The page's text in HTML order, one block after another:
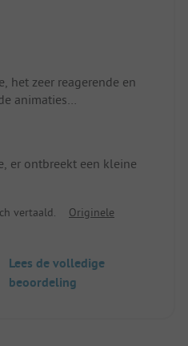
het zeer reagerende en
animaties
er ontbreekt een kleine
vertaald.
Originele
Lees de volledige
beoordeling